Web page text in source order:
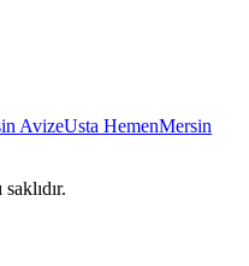
AvizeUsta HemenMersin